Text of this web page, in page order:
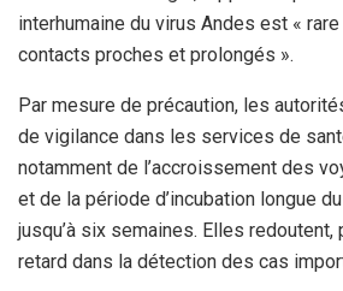
interhumaine du virus Andes est «
contacts proches et prolongés ».
Par mesure de précaution, les
de vigilance dans les services de
notamment de l’accroissement des
et de la période d’incubation longue
jusqu’à six semaines. Elles redoutent,
retard dans la détection des cas